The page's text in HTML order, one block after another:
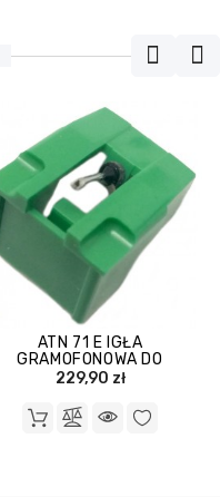
ATN 71 E IGŁA
GRAMOFONOWA DO
WKŁADKI AUDIOTECHNICA
229,90 zł